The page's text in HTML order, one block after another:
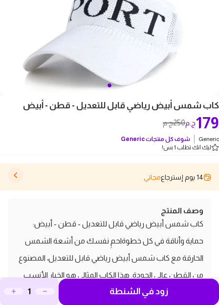
كاب شمس أبيض رياضي قابل للتعديل - قطن - أبيض
250ج.م 179ج.م
Generic شوف كل منتجاتGeneric
ليك انك تطلب 1 بس!
14 يوم إسترجاع مجاني
وصف المنتج
كاب شمس أبيض رياضي قابل للتعديل - قطن - أبيض:
حماية وأناقة في كل خطوةاحمِ نفسك من أشعة الشمس
الحارقة مع كاب شمس أبيض رياضي قابل للتعديل، المصنوع
من القطن عالي الجودة. هذا الكاب المثالي هو الخيار الأنسب
لعشاق الرياضة والنشاطات الخارجية، حيث يجمع بين الراحة
زود في الشنطة